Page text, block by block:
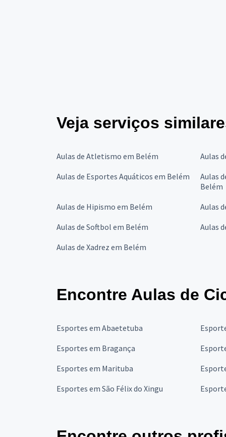
Veja serviços
Aulas de Atletismo em Belém
Aulas
Aulas de Esportes Aquáticos em Belém
Aulas
Belém
Aulas de Hipismo em Belém
Aulas
Aulas de Softbol em Belém
Aulas
Aulas de Xadrez em Belém
Encontre Aulas de
Esportes em Abaetetuba
Esportes em Bragança
Esportes em Marituba
Esportes em São Félix do Xingu